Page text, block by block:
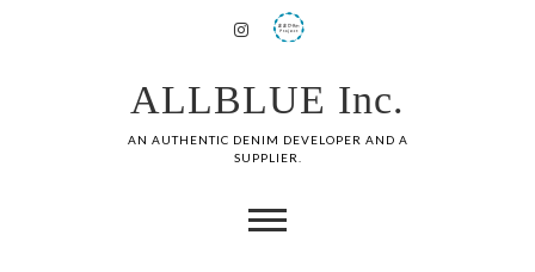
ALLBLUE Inc.
AN AUTHENTIC DENIM DEVELOPER AND A
SUPPLIER.